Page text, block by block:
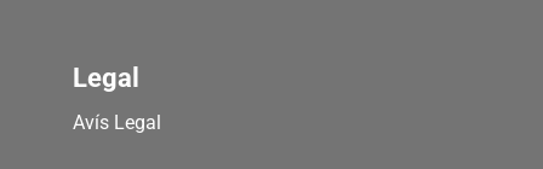
Legal
Avís Legal